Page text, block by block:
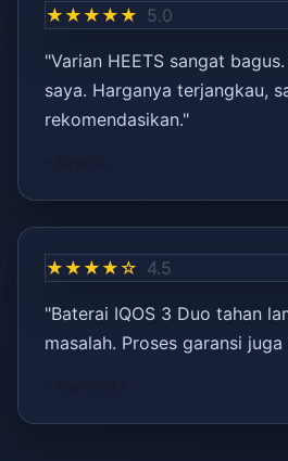
★★★★★ 5.0
"Varian HEETS sangat
saya. Harganya terjangkau,
rekomendasikan."
★★★★☆ 4.5
"Baterai IQOS 3 Duo tahan
masalah. Proses garansi juga